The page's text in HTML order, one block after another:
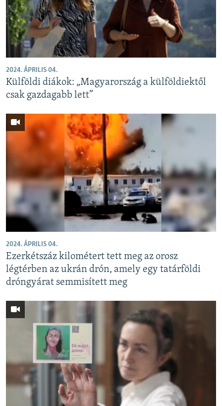
EURÓPAI UNIÓ
VILÁG
KLÍMAVÁLTOZÁS
KÖVESSEN MINKET!
Valamennyi RFE/RL weboldal
2024. ÁPRILIS 04.
Külföldi diákok: „Magyarország a külföldiektől
csak gazdagabb lett”
2024. ÁPRILIS 04.
Ezerkétszáz kilométert tett meg az orosz
légtérben az ukrán drón, amely egy tatárföldi
dróngyárat semmisített meg